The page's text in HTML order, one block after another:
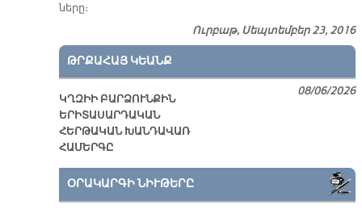
նե­րը։
Ուրբաթ, Սեպտեմբեր 23, 2016
ԹՐՔԱՀԱՅ ԿԵԱՆՔ
ԿՂԶԻԻ ԲԱՐՁՈՒՆՔԻՆ
ԵՐԻՏԱՍԱՐԴԱԿԱՆ
ՀԵՐԹԱԿԱՆ ԽԱՆԴԱՎԱՌ
ՀԱՄԵՐԳԸ
08/06/2026
ՕՐԱԿԱՐԳԻ ՆԻՒԹԵՐԸ